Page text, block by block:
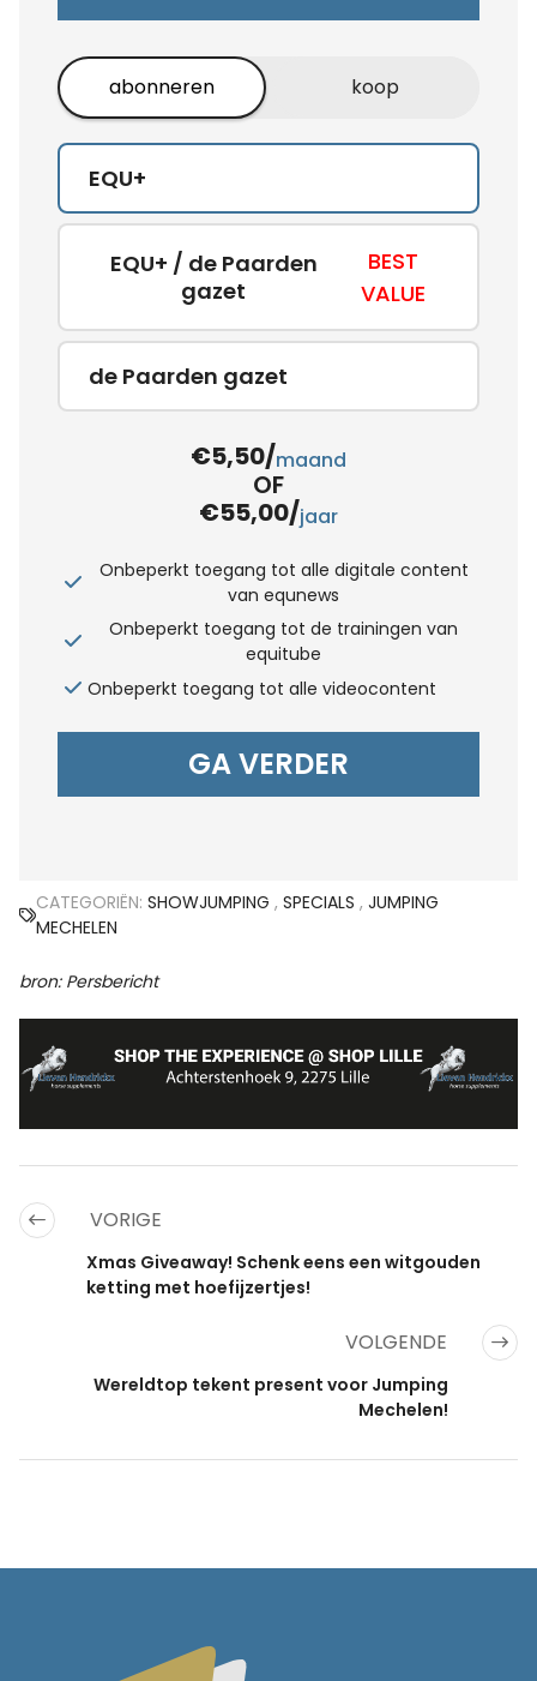
abonneren koop
EQU+
EQU+ / de Paarden
gazet
BEST
VALUE
de Paarden gazet
€5,50/maand
OF
€55,00/jaar
Onbeperkt toegang tot alle digitale content
van equnews
Onbeperkt toegang tot de trainingen van
equitube
Onbeperkt toegang tot alle videocontent
GA VERDER
CATEGORIËN: SHOWJUMPING , SPECIALS , JUMPING
MECHELEN
bron: Persbericht
VORIGE
Xmas Giveaway! Schenk eens een witgouden
ketting met hoefijzertjes!
VOLGENDE
Wereldtop tekent present voor Jumping
Mechelen!